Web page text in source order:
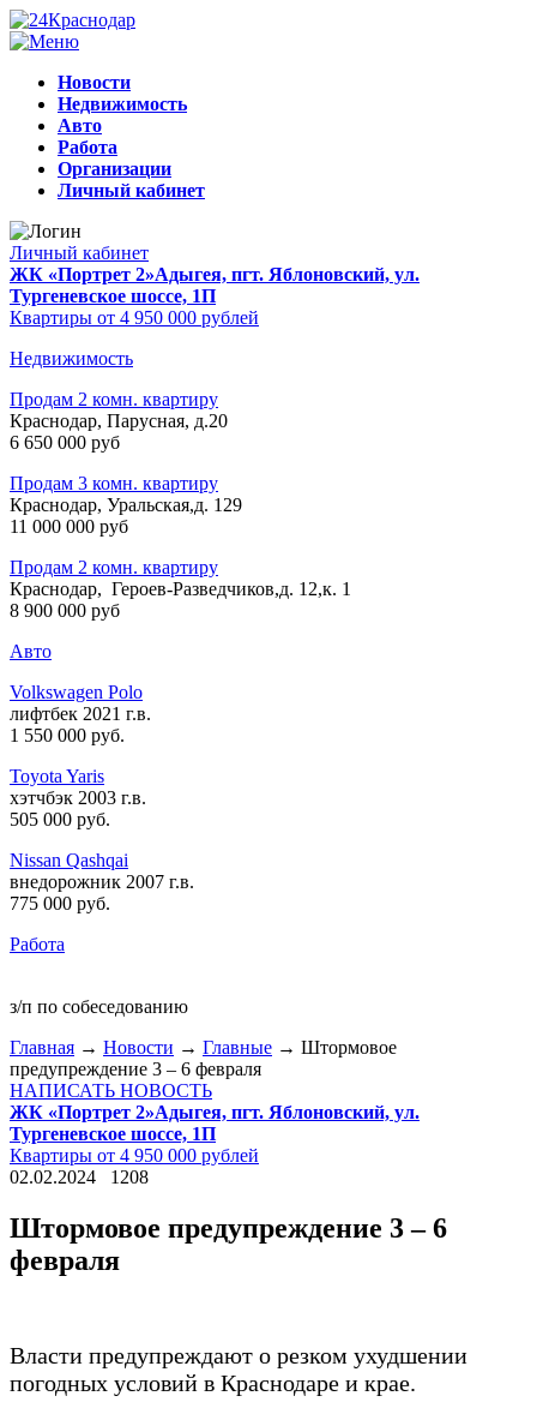
Новости
Недвижимость
Авто
Работа
Организации
Личный кабинет
Личный кабинет
ЖК «Портрет 2»Адыгея, пгт. Яблоновский, ул.
Тургеневское шоссе, 1П
Квартиры от 4 950 000 рублей
Недвижимость
Продам 2 комн. квартиру
Краснодар, Парусная, д.20
6 650 000 руб
Продам 3 комн. квартиру
Краснодар, Уральская,д. 129
11 000 000 руб
Продам 2 комн. квартиру
Краснодар, Героев-Разведчиков,д. 12,к. 1
8 900 000 руб
Авто
Volkswagen Polo
лифтбек 2021 г.в.
1 550 000 руб.
Toyota Yaris
хэтчбэк 2003 г.в.
505 000 руб.
Nissan Qashqai
внедорожник 2007 г.в.
775 000 руб.
Работа
з/п по собеседованию
Главная → Новости → Главные → Штормовое
предупреждение 3 – 6 февраля
НАПИСАТЬ НОВОСТЬ
ЖК «Портрет 2»Адыгея, пгт. Яблоновский, ул.
Тургеневское шоссе, 1П
Квартиры от 4 950 000 рублей
02.02.2024
1208
Штормовое предупреждение 3 – 6
февраля
Власти предупреждают о резком ухудшении
погодных условий в Краснодаре и крае.